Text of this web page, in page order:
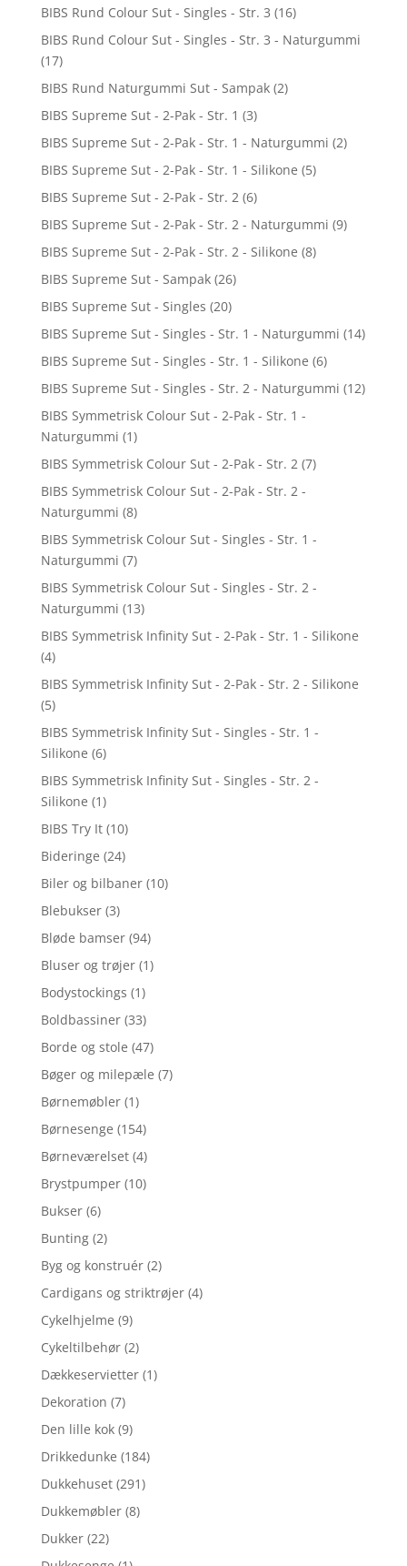
BIBS Rund Colour Sut - Singles - Str. 3 (16)
BIBS Rund Colour Sut - Singles - Str. 3 - Naturgummi
(17)
BIBS Rund Naturgummi Sut - Sampak (2)
BIBS Supreme Sut - 2-Pak - Str. 1 (3)
BIBS Supreme Sut - 2-Pak - Str. 1 - Naturgummi (2)
BIBS Supreme Sut - 2-Pak - Str. 1 - Silikone (5)
BIBS Supreme Sut - 2-Pak - Str. 2 (6)
BIBS Supreme Sut - 2-Pak - Str. 2 - Naturgummi (9)
BIBS Supreme Sut - 2-Pak - Str. 2 - Silikone (8)
BIBS Supreme Sut - Sampak (26)
BIBS Supreme Sut - Singles (20)
BIBS Supreme Sut - Singles - Str. 1 - Naturgummi (14)
BIBS Supreme Sut - Singles - Str. 1 - Silikone (6)
BIBS Supreme Sut - Singles - Str. 2 - Naturgummi (12)
BIBS Symmetrisk Colour Sut - 2-Pak - Str. 1 -
Naturgummi (1)
BIBS Symmetrisk Colour Sut - 2-Pak - Str. 2 (7)
BIBS Symmetrisk Colour Sut - 2-Pak - Str. 2 -
Naturgummi (8)
BIBS Symmetrisk Colour Sut - Singles - Str. 1 -
Naturgummi (7)
BIBS Symmetrisk Colour Sut - Singles - Str. 2 -
Naturgummi (13)
BIBS Symmetrisk Infinity Sut - 2-Pak - Str. 1 - Silikone
(4)
BIBS Symmetrisk Infinity Sut - 2-Pak - Str. 2 - Silikone
(5)
BIBS Symmetrisk Infinity Sut - Singles - Str. 1 -
Silikone (6)
BIBS Symmetrisk Infinity Sut - Singles - Str. 2 -
Silikone (1)
BIBS Try It (10)
Bideringe (24)
Biler og bilbaner (10)
Blebukser (3)
Bløde bamser (94)
Bluser og trøjer (1)
Bodystockings (1)
Boldbassiner (33)
Borde og stole (47)
Bøger og milepæle (7)
Børnemøbler (1)
Børnesenge (154)
Børneværelset (4)
Brystpumper (10)
Bukser (6)
Bunting (2)
Byg og konstruér (2)
Cardigans og striktrøjer (4)
Cykelhjelme (9)
Cykeltilbehør (2)
Dækkeservietter (1)
Dekoration (7)
Den lille kok (9)
Drikkedunke (184)
Dukkehuset (291)
Dukkemøbler (8)
Dukker (22)